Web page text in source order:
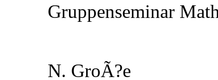
Gruppenseminar
N. GroÃ?e